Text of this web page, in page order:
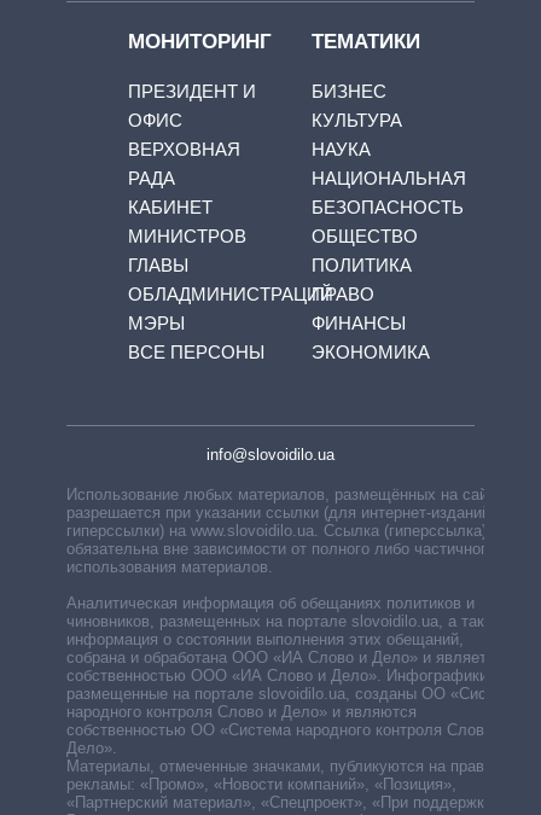
МОНИТОРИНГ
ПРЕЗИДЕНТ И
ОФИС
ВЕРХОВНАЯ
РАДА
КАБИНЕТ
МИНИСТРОВ
ГЛАВЫ
ОБЛАДМИНИСТРАЦИЙ
МЭРЫ
ВСЕ ПЕРСОНЫ
ТЕМАТИКИ
БИЗНЕС
КУЛЬТУРА
НАУКА
НАЦИОНАЛЬНАЯ
БЕЗОПАСНОСТЬ
ОБЩЕСТВО
ПОЛИТИКА
ПРАВО
ФИНАНСЫ
ЭКОНОМИКА
info@slovoidilo.ua
Использование любых материалов, размещённых на сайте,
разрешается при указании ссылки (для интернет-изданий —
гиперссылки) на www.slovoidilo.ua. Ссылка (гиперссылка)
обязательна вне зависимости от полного либо частичного
использования материалов.
Аналитическая информация об обещаниях политиков и
чиновников, размещенных на портале slovoidilo.ua, а также
информация о состоянии выполнения этих обещаний,
собрана и обработана ООО «ИА Слово и Дело» и является
собственностью ООО «ИА Слово и Дело». Инфографики,
размещенные на портале slovoidilo.ua, созданы ОО «Система
народного контроля Слово и Дело» и являются
собственностью ОО «Система народного контроля Слово и
Дело».
Материалы, отмеченные значками, публикуются на правах
рекламы: «Промо», «Новости компаний», «Позиция»,
«Партнерский материал», «Спецпроект», «При поддержке».